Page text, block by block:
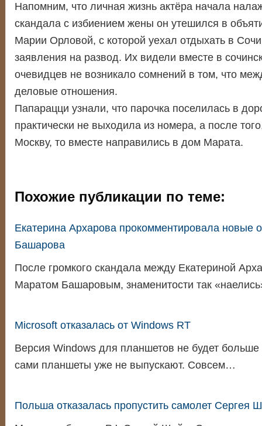
Напомним, что личная жизнь актёра начала
скандала с избиением жены он утешился в
Марии Орловой, с которой уехал отдыхать в
заявления на развод. Их видели вместе в
очевидцев не возникало сомнений в том, что
деловые отношения.
Папарацци узнали, что парочка поселилась в
практически не выходила из номера, а после
Москву, то вместе направились в дом Марата.
Похожие публикации по теме:
Екатерина Архарова прокомментировала новые
Башарова
После громкого скандала между Екатериной
Маратом Башаровым, знаменитости так
Microsoft отказалась от Windows RT
Версия Windows для планшетов не будет
сами планшеты уже не выпускают. Совсем…
Польша отказалась пропустить самолет Сергея